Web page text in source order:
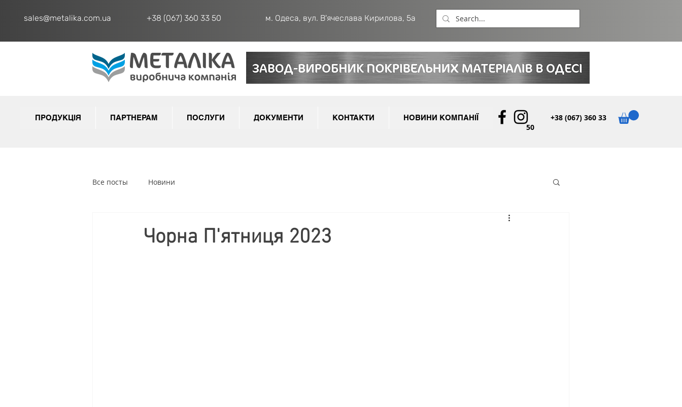
sales@metalika.com.ua +38 (067) 360 33 50 м. Одеса, вул. В'ячеслава Кирилова, 5а
ПРОДУКЦІЯ ПАРТНЕРАМ ПОСЛУГИ ДОКУМЕНТИ КОНТАКТИ НОВИНИ КОМПАНІЇ
+38 (067) 360 33
50
Все посты Новини
Чорна П'ятниця 2023